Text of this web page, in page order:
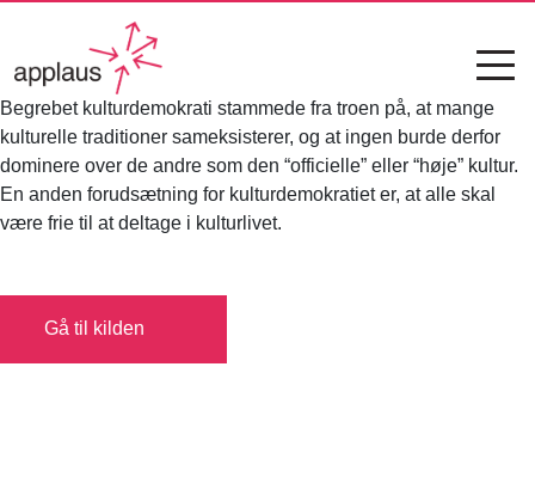
Begrebet kulturdemokrati stammede fra troen på, at mange
kulturelle traditioner sameksisterer, og at ingen burde derfor
dominere over de andre som den “officielle” eller “høje” kultur.
En anden forudsætning for kulturdemokratiet er, at alle skal
være frie til at deltage i kulturlivet.
Gå til kilden